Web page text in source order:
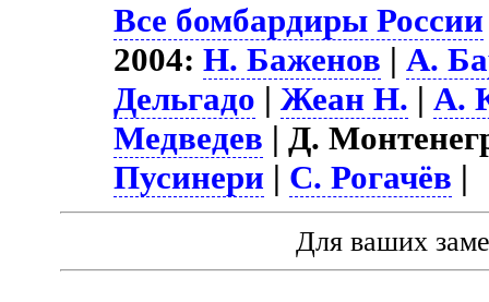
Все бомбардиры России
2004:Н. Баженов |А.
Дельгадо |Жеан Н. |А.
Медведев | Д.
Пусинери | С. Рогачёв |
Для ваших